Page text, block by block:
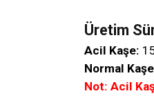
Üretim
Acil Kaşe:
Normal
Not: Acil